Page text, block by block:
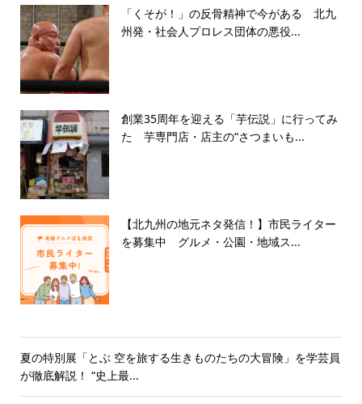
「くそが！」の反骨精神で今がある 北九
州発・社会人プロレス団体の悪役...
創業35周年を迎える「芋伝説」に行ってみ
た 芋専門店・店主の“さつまいも...
【北九州の地元ネタ発信！】市民ライター
を募集中 グルメ・公園・地域ス...
夏の特別展「とぶ 空を旅する生きものたちの大冒険」を学芸員
が徹底解説！ “史上最...